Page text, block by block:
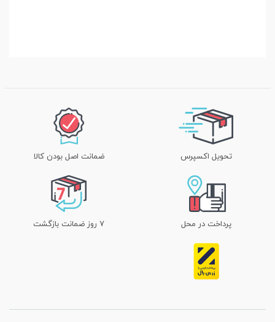
تحویل اکسپرس ضمانت اصل بودن کالا
پرداخت در محل ۷ روز ضمانت بازگشت